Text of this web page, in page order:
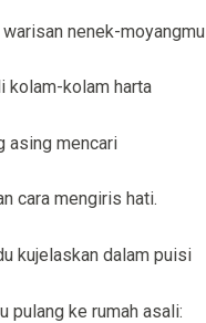
warisan nenek-moyangmu
kolam-kolam harta
asing mencari
cara mengiris hati.
kujelaskan dalam puisi
pulang ke rumah asali: